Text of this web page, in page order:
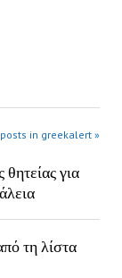
in greekalert »
για
τη λίστα